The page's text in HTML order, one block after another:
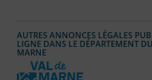
AUTRES ANNONCES LÉGALES
LIGNE DANS LE DÉPARTEMENT
MARNE